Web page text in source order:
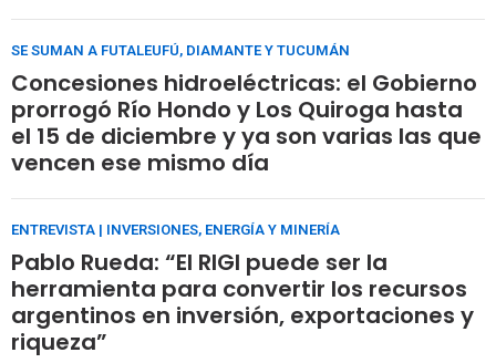
SE SUMAN A FUTALEUFÚ, DIAMANTE Y TUCUMÁN
Concesiones hidroeléctricas: el Gobierno
prorrogó Río Hondo y Los Quiroga hasta
el 15 de diciembre y ya son varias las que
vencen ese mismo día
ENTREVISTA | INVERSIONES, ENERGÍA Y MINERÍA
Pablo Rueda: “El RIGI puede ser la
herramienta para convertir los recursos
argentinos en inversión, exportaciones y
riqueza”